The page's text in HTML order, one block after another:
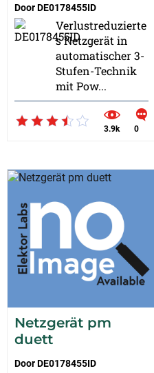
DoorDE0178455ID
Verlustreduzierte
s Netzgerät in
automatischer 3-
Stufen-Technik
mit Pow...
3.9k 0
Netzgerät pm
duett
DoorDE0178455ID